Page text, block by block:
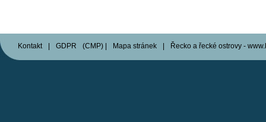
Kontakt GDPR (CMP) Mapa stránek Řecko a řecké ostrovy -